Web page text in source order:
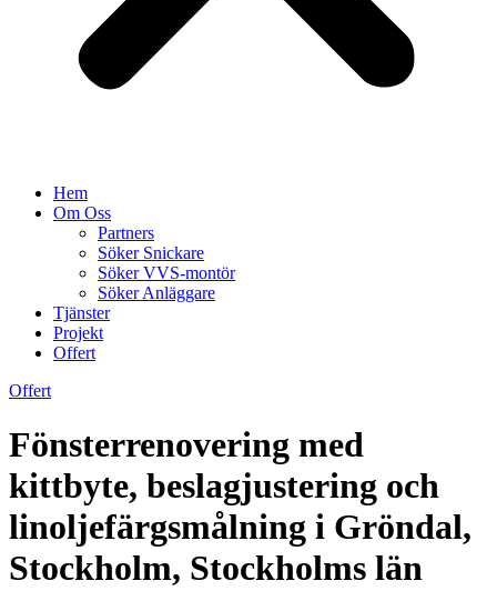
Hem
Om Oss
Partners
Söker Snickare
Söker VVS-montör
Söker Anläggare
Tjänster
Projekt
Offert
Offert
Fönsterrenovering med
kittbyte, beslagjustering och
linoljefärgsmålning i Gröndal,
Stockholm, Stockholms län